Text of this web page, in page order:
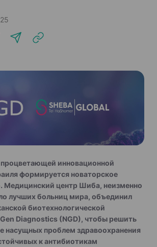
инновационной
формируется новаторское
Медицинский центр Шиба, неизменно
лучших больниц мира, объединил
биотехнологической
Diagnostics (NGD), чтобы решить
насущных проблем здравоохранения
к антибиотикам